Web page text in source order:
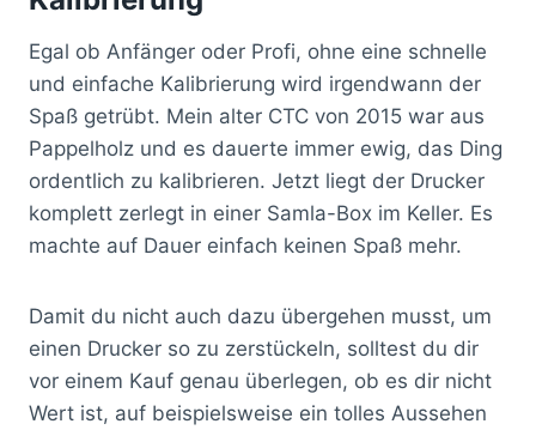
Egal ob Anfänger oder Profi, ohne eine schnelle
und einfache Kalibrierung wird irgendwann der
Spaß getrübt. Mein alter CTC von 2015 war aus
Pappelholz und es dauerte immer ewig, das Ding
ordentlich zu kalibrieren. Jetzt liegt der Drucker
komplett zerlegt in einer Samla-Box im Keller. Es
machte auf Dauer einfach keinen Spaß mehr.
Damit du nicht auch dazu übergehen musst, um
einen Drucker so zu zerstückeln, solltest du dir
vor einem Kauf genau überlegen, ob es dir nicht
Wert ist, auf beispielsweise ein tolles Aussehen